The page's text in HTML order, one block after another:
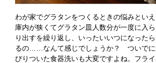
わが家でグラタンをつくるときの悩みとい
庫内が狭くてグラタン皿人数分が一度に入
り出すを繰り返し、いったいいつになった
るの……なんて感じでしょうか？ ついでに
びりついた食器洗いも大変ですよね。フラ